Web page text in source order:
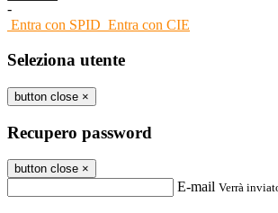
-
Entra con SPID Entra con CIE
Seleziona utente
button close ×
Recupero password
button close ×
E-mail Verrà